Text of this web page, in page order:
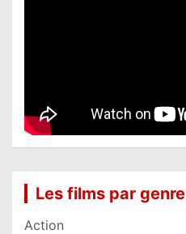
Les films par genre
Action